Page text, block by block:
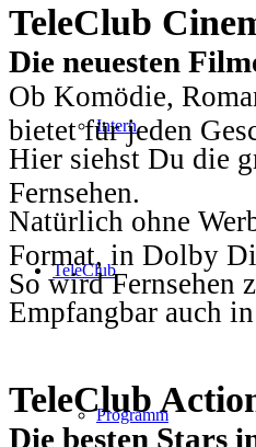
Intern
TeleClub
Programm
TeleClub
Die neuesten
Ob Komödie,
bietet für jeden
Hier siehst Du die
Fernsehen.
Natürlich ohne
Format, in Dolby
So wird Fernsehen
Empfangbar auch
TeleClub
Die besten Stars